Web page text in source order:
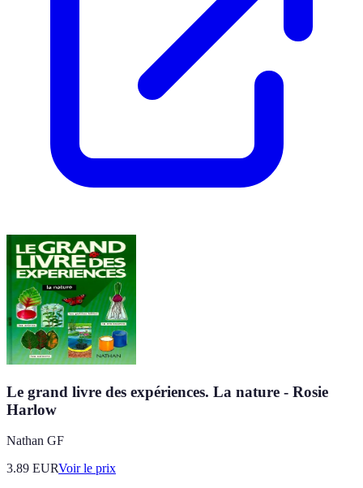
Le grand livre des expériences. La nature - Rosie
Harlow
Nathan GF
3.89 EURVoir le prix